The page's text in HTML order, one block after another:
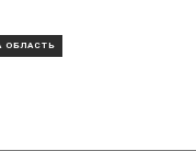
ОБЛАСТЬ